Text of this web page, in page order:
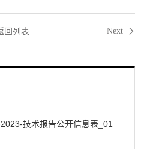
回列表 Next
技术报告公开信息表_01